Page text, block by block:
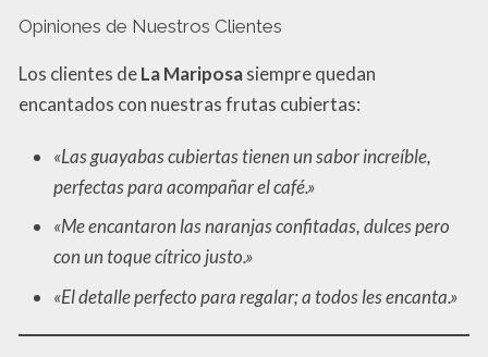
Opiniones de Nuestros Clientes
Los clientes deLa Mariposasiempre quedan
encantados con nuestras frutas cubiertas:
«Las guayabas cubiertas tienen un sabor increíble,
perfectas para acompañar el café.»
«Me encantaron las naranjas confitadas, dulces pero
con un toque cítrico justo.»
«El detalle perfecto para regalar; a todos les encanta.»